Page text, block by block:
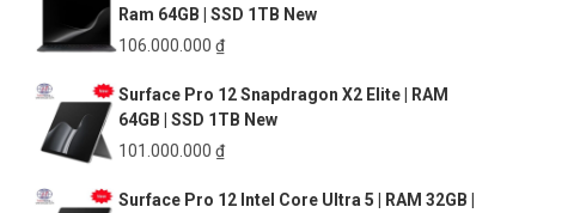
140.000.000 ₫.
Ram 64GB | SSD 1TB New
106.000.000 ₫
Surface Pro 12 Snapdragon X2 Elite | RAM
64GB | SSD 1TB New
101.000.000 ₫
Surface Pro 12 Intel Core Ultra 5 | RAM 32GB |